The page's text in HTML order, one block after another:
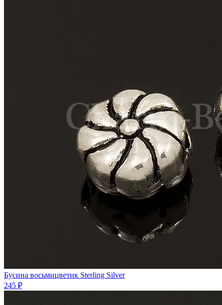
Бусина восьмицветик Sterling Silver
245 ₽